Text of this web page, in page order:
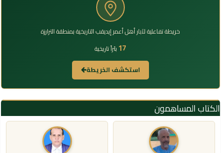
خريطة تفاعلية لآبار أهل أعمر إيديقب التاريخية بمنطقة الترارزة
17 بئراً تاريخية
استكشف الخريطة
الكتاب المساهمون